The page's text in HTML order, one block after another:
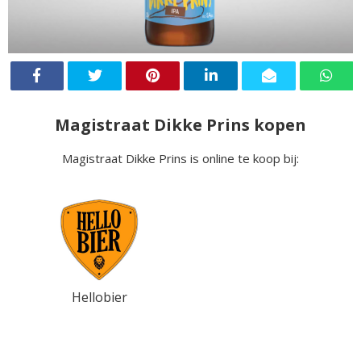
Magistraat Dikke Prins kopen
Magistraat Dikke Prins is online te koop bij:
Hellobier